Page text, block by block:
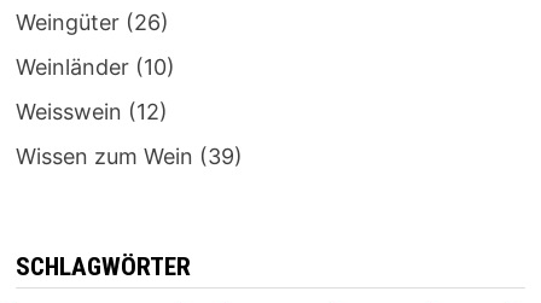
Weingüter(26)
Weinländer(10)
Weisswein (12)
Wissen zum Wein (39)
SCHLAGWÖRTER